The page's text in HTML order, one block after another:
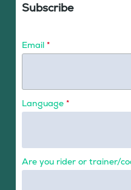
Subscribe
Email *
Language *
Are you rider or trainer/